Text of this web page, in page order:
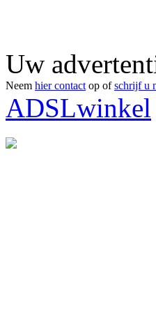
Uw
Neem hier contact op ofschrijf u
ADSLwinkel